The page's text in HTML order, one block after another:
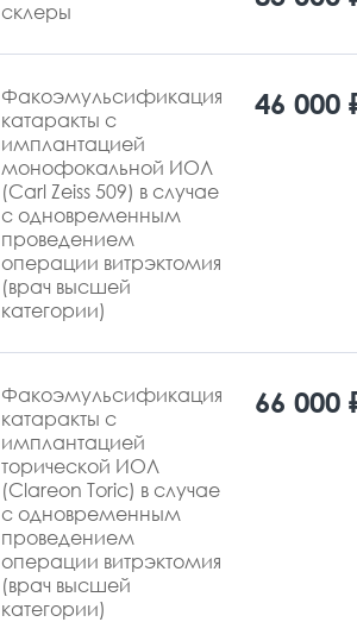
склеры
Факоэмульсификация
катаракты с
имплантацией
монофокальной ИОЛ
(Carl Zeiss 509) в случае
с одновременным
проведением
операции витрэктомия
(врач высшей
категории)
46 000
Факоэмульсификация
катаракты с
имплантацией
торической ИОЛ
(Clareon Toric) в случае
с одновременным
проведением
операции витрэктомия
(врач высшей
категории)
66 000